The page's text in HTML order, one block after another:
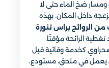
ومسار ضخ الماء حتى لا
داخل المكان. بهذه
الروائح براس تنورة
الرائحة مؤقتًا.
كخدمة وقائية قبل
يعمل في ملحق، مستودع،